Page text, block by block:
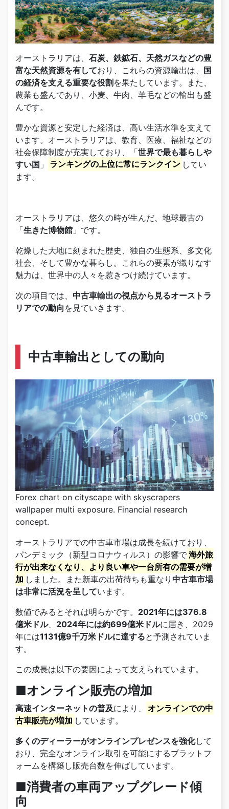
オーストラリアは、 石炭、鉄鉱石、天然ガスなどの豊
富な天然資源を有しており、これらの資源輸出は、 国
の経済を支える重要な役割を果たしています。また、
農業も盛んであり、小麦、牛肉、羊毛などの輸出も盛
んです。
豊かな資源と安定した経済は、高い生活水準を支えて
います。オーストラリアは、教育、医療、福祉などの
社会保障制度が充実しており、「世界で最も暮らしや
すい国 」 ランキングの上位に常にランクイン してい
ます。
オーストラリアは、悠久の時が生んだ、地球最古の
「生きた博物館 」です。
乾燥した大地に刻まれた歴史、独自の生態系、多文化
社会、そして豊かな暮らし。これらの要素が織りなす
魅力は、世界中の人々を惹きつけ続けています。
次の項目では、 中古車輸出の視点から見るオーストラ
リアでの動向 を見ていきます。
中古車輸出としての動向
Forex chart on cityscape with skyscrapers
wallpaper multi exposure. Financial research
concept.
オーストラリアでの中古車市場は成長を続けており、
パンデミック（新型コロナウィルス）の影響で海外旅
行が出来なくなり、より良い車や一台所有の需要が増
加 しました。また新車の出荷待ちも重なり中古車市場
は非常に活況を呈しています。
数値でみるとそれは明らかです。 2021年には376.8
億米ドル、 2024年には約699億米ドルに届き、2029
年には1131億9千万米ドルに達すると予測されていま
す。
この成長は以下の要因によって支えられています。
■オンライン販売の増加
高速インターネットの普及により、
オンラインでの中
古車販売が増加 しています。
多くのディーラーがオンラインプレゼンスを強化して
おり、完全なオンライン取引を可能にするプラットフ
ォームを構築し販売台数を伸ばしています。
■消費者の車両アップグレード傾
向